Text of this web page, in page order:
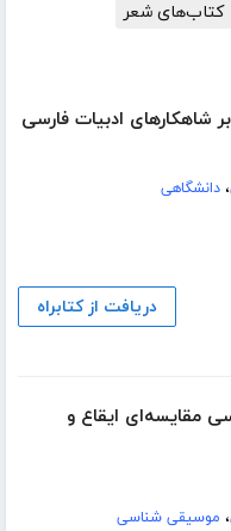
کتاب‌های شعر
شاهکارهای ادبیات فارسی
،دانشگاهی
دریافت از کتابراه
مقایسه‌ای ایقاع و
، موسیقی شناسی